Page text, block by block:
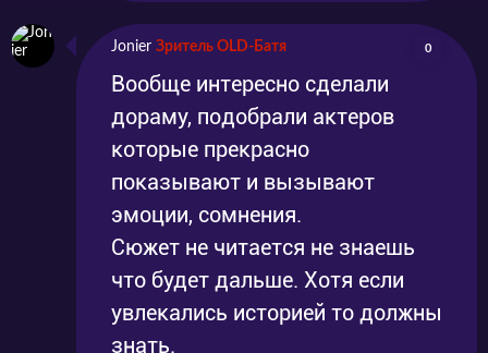
Jonier Зритель OLD-Батя 0
Вообще интересно сделали
дораму, подобрали актеров
которые прекрасно
показывают и вызывают
эмоции, сомнения.
Сюжет не читается не знаешь
что будет дальше. Хотя если
увлекались историей то должны
знать.